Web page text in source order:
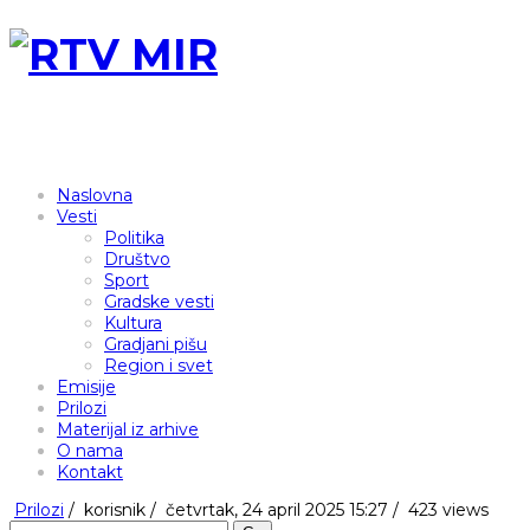
Naslovna
Vesti
Politika
Društvo
Sport
Gradske vesti
Kultura
Gradjani pišu
Region i svet
Emisije
Prilozi
Materijal iz arhive
O nama
Kontakt
Prilozi / korisnik / četvrtak, 24 april 2025 15:27 / 423 views